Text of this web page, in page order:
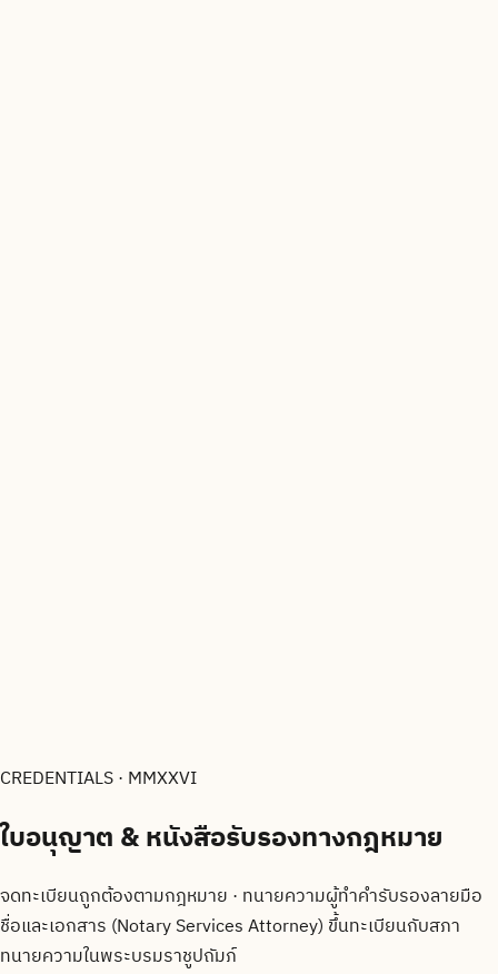
CREDENTIALS · MMXXVI
ใบอนุญาต & หนังสือรับรองทางกฎหมาย
จดทะเบียนถูกต้องตามกฎหมาย · ทนายความผู้ทำคำรับรองลายมือ
ชื่อและเอกสาร (Notary Services Attorney) ขึ้นทะเบียนกับสภา
ทนายความในพระบรมราชูปถัมภ์